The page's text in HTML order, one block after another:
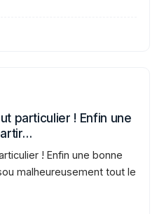
particulier ! Enfin une
! Enfin une bonne
malheureusement tout le